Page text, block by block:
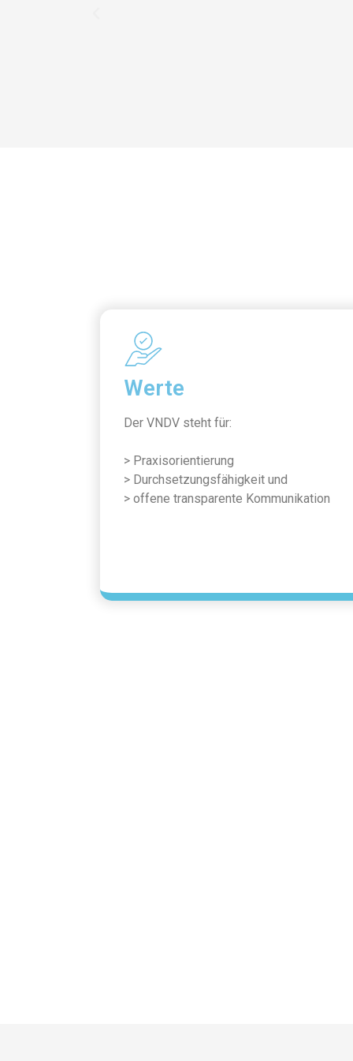
Werte
Der VNDV steht für:
> Praxisorientierung
> Durchsetzungsfähigkeit und
> offene transparente Kommunikation